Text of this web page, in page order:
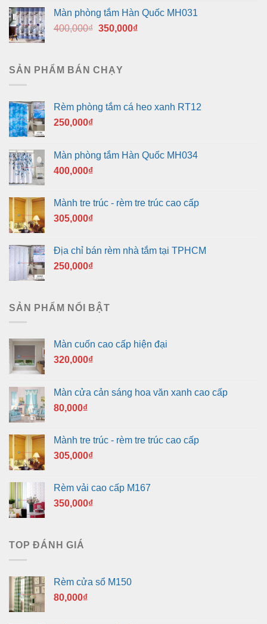
400,000₫.là:
350,000₫.
Màn phòng tắm Hàn Quốc MH031
400,000₫ Giá
400,000₫.
350,000₫Giá
SẢN PHẨM BÁN CHẠY
Rèm phòng tắm cá heo xanh RT12
250,000₫
Màn phòng tắm Hàn Quốc MH034
400,000₫
Mành tre trúc - rèm tre trúc cao cấp
305,000₫
Địa chỉ bán rèm nhà tắm tại TPHCM
250,000₫
SẢN PHẨM NỔI BẬT
Màn cuốn cao cấp hiện đại
320,000₫
Màn cửa cản sáng hoa văn xanh cao cấp
80,000₫
Mành tre trúc - rèm tre trúc cao cấp
305,000₫
Rèm vải cao cấp M167
350,000₫
TOP ĐÁNH GIÁ
Rèm cửa sổ M150
80,000₫